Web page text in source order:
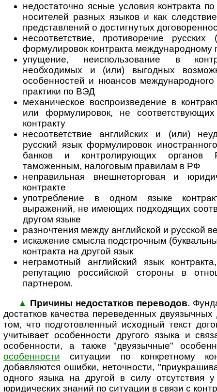
недостаточно ясные условия контракта
носителей разных языков и как
представлений о достигнутых
несоответствие, противоречие
формулировок контракта меж­ду­на­род­но­му
упущение, неиспользование в
необходимых и (или) выгодных
особенностей и нюансов
практики по ВЭД
механическое воспроизведение в
или формулировок, не
контракту
несоответствие английских и (или)
русский язык формулировок
банков и контролирующих органов
таможенным, на­ло­го­вым правилам в РФ
неправильная внешнеторговая и
контракте
употребление в одном языке
выражений, не имеющих подходящих
другом языке
разночтения между английской и русской
искажение смысла подстрочным
контракта на другой язык
неграмотный английский язык
репутацию российской стороны в
партнером.
▲ Причины недостатков переводов.
до­с­тат­ков качества переведенных двуязычных
том, что подготовленный исходный текст
учитывает особенности другого языка и
особенности, а также "двуязычные"
особенности ситуации по конкретному
добавляются ошибки, неточности,
одного языка на другой в силу отсутствия
юридических знаний по ситуации в связи с